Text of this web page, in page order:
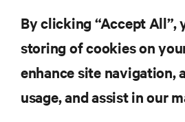
届けし
.新製品や業界動向に
報をメールでお届け
ご登録くだ
By clicking “Accept All”,
storing of cookies on
enhance site navigation,
usage, and assist in our